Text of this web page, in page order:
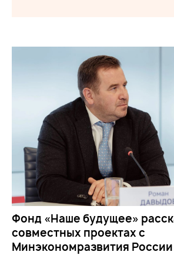
Фонд «Наше будущее»
совместных проектах с
Минэкономразвития России